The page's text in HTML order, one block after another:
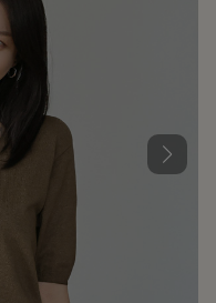
커트SET
켓SET